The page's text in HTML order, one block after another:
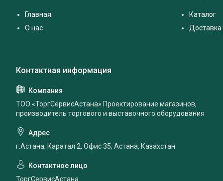
Главная
О нас
Каталог
Доставка
ТОО «ТоргСервисАстана» Проектирование магазинов,
производитель торгового и выставочного оборудования
г.Астана, Каратал 2, Офис 35, Астана, Казахстан
ТоргСервисАстана